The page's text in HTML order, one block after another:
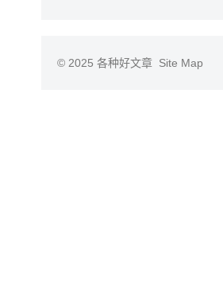
© 2025 各种好文章 Site Map